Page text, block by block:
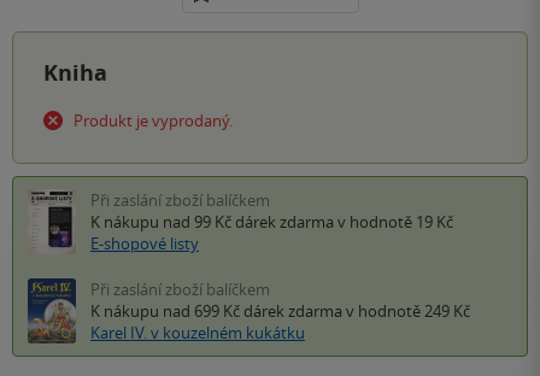
Kniha
Produkt je vyprodaný.
Při zaslání zboží balíčkem
K nákupu nad 99 Kč dárek zdarma v hodnotě 19 Kč
E-shopové listy
Při zaslání zboží balíčkem
K nákupu nad 699 Kč dárek zdarma v hodnotě 249 Kč
Karel IV. v kouzelném kukátku